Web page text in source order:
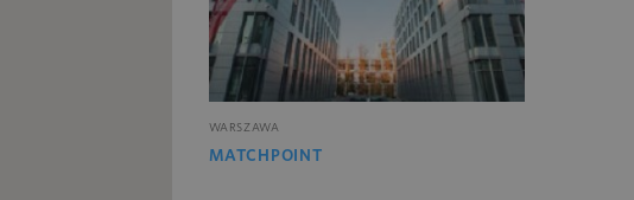
WARSZAWA
MATCHPOINT